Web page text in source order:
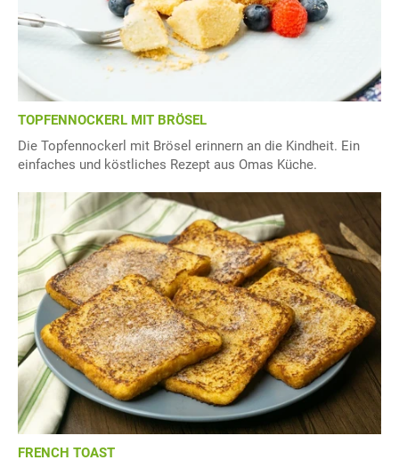
TOPFENNOCKERL MIT BRÖSEL
Die Topfennockerl mit Brösel erinnern an die Kindheit. Ein
einfaches und köstliches Rezept aus Omas Küche.
FRENCH TOAST